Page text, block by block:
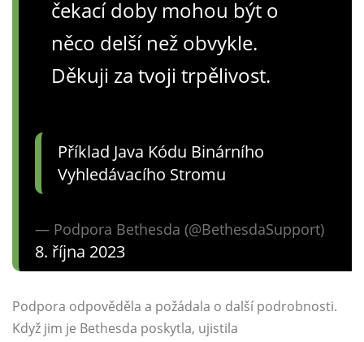
čekací doby mohou být o
něco delší než obvykle.
Děkuji za tvoji trpělivost.
Příklad Java Kódu Binárního
Vyhledávacího Stromu
— Podpora Bethesda (@BethesdaSupport)
8. října 2023
Podpora odpověděla a požádala o další podrobnosti.
Když jim je Bethesda poskytla, ujistila